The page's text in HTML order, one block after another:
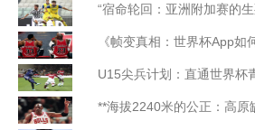
“宿命轮回：亚洲附加赛的生
《帧变真相：世界杯App如何重构越位判
U15尖兵计划：直通世界杯青训
**海拔2240米的公正：高原缺氧